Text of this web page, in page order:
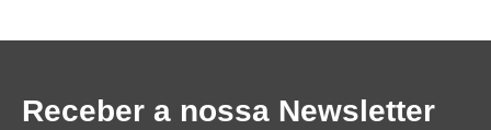
Receber a nossa Newsletter